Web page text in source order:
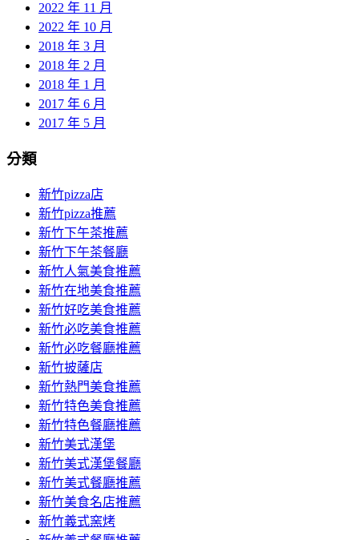
2022 年 11 月
2022 年 10 月
2018 年 3 月
2018 年 2 月
2018 年 1 月
2017 年 6 月
2017 年 5 月
分類
新竹pizza店
新竹pizza推薦
新竹下午茶推薦
新竹下午茶餐廳
新竹人氣美食推薦
新竹在地美食推薦
新竹好吃美食推薦
新竹必吃美食推薦
新竹必吃餐廳推薦
新竹披薩店
新竹熱門美食推薦
新竹特色美食推薦
新竹特色餐廳推薦
新竹美式漢堡
新竹美式漢堡餐廳
新竹美式餐廳推薦
新竹美食名店推薦
新竹義式窯烤